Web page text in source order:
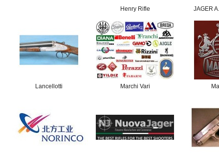
Henry Rifle JAGER
Lancellotti Marchi Vari